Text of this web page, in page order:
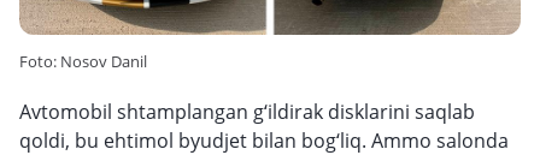
Foto: Nosov Danil
Avtomobil shtamplangan g‘ildirak disklarini saqlab
qoldi, bu ehtimol byudjet bilan bog‘liq. Ammo salonda